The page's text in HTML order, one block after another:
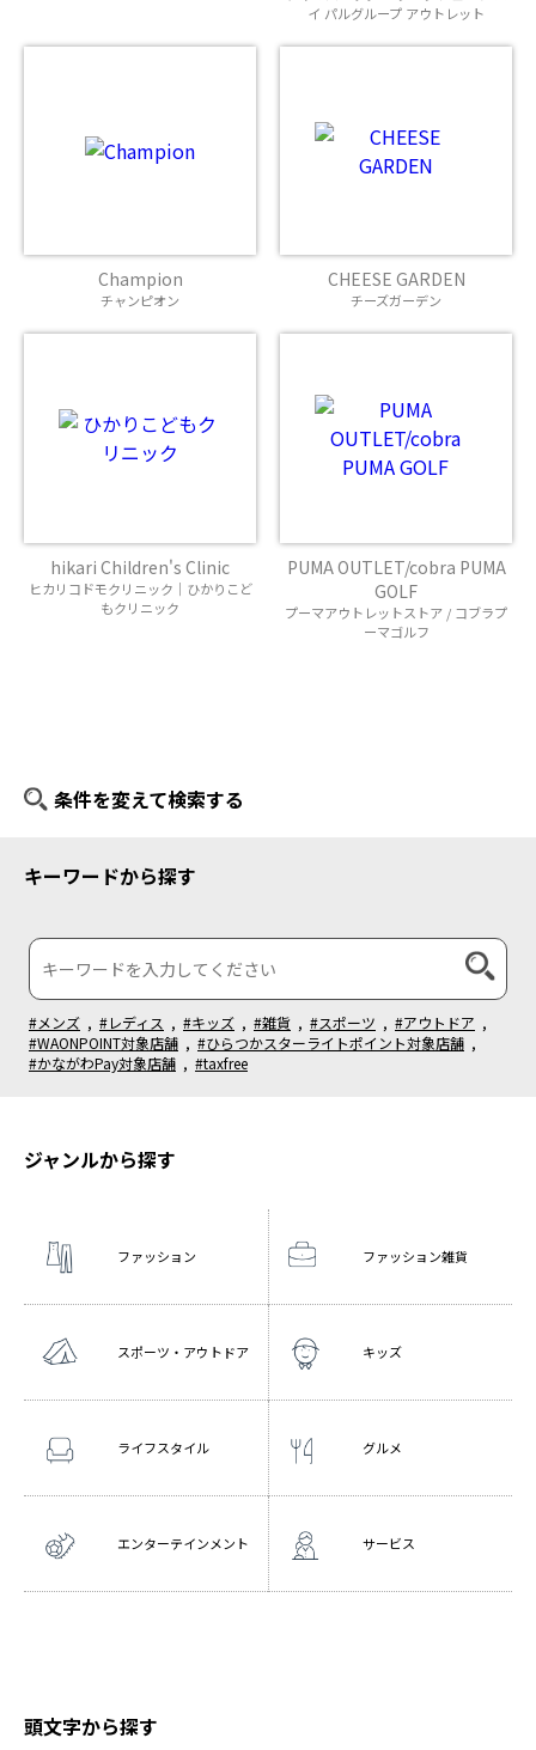
イ パルグループ アウトレット
Champion
チャンピオン
CHEESE GARDEN
チーズガーデン
hikari Children's Clinic
ヒカリコドモクリニック｜ひかりこど
もクリニック
PUMA OUTLET/cobra PUMA
GOLF
プーマアウトレットストア / コブラプ
ーマゴルフ
条件を変えて検索する
キーワードから探す
#メンズ , #レディス , #キッズ , #雑貨 , #スポーツ , #アウトドア ,
#WAONPOINT対象店舗 , #ひらつかスターライトポイント対象店舗 ,
#かながわPay対象店舗 , #taxfree
ジャンルから探す
ファッション ファッション雑貨
スポーツ・アウトドア キッズ
ライフスタイル グルメ
エンターテインメント サービス
頭文字から探す